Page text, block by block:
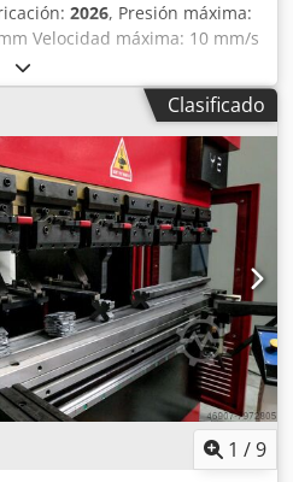
2026, Presión máxima:
Velocidad máxima: 10 mm/s
s Mesa de trabajo: 660 x 1250
Depósito de aceite: 60 litros
trabajo: 5 mm Codpohgihkofx
planas: 200 x 26 mm
mm *no con herramientas
de la carrera de avance y
hidráulica ajustable. -
- Mesa completamente
un cambio rápido de
precisión. - El cilindro
la mesa de la máquina de alta
que no haya pérdida de
elevada. - Con el
diferentes herramientas,
Clasificado
1 /9